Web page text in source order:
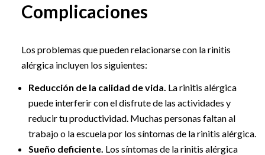
Complicaciones
Los problemas que pueden relacionarse con la rinitis
alérgica incluyen los siguientes:
Reducción de la calidad de vida. La rinitis alérgica
puede interferir con el disfrute de las actividades y
reducir tu productividad. Muchas personas faltan al
trabajo o la escuela por los síntomas de la rinitis alérgica.
Sueño deficiente. Los síntomas de la rinitis alérgica